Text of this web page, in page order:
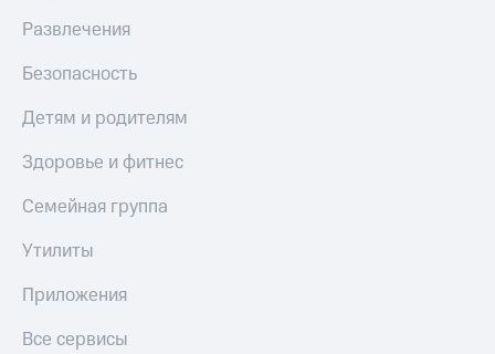
Развлечения
Безопасность
Детям и родителям
Здоровье и фитнес
Семейная группа
Утилиты
Приложения
Все сервисы